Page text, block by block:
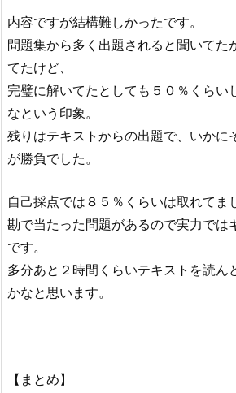
内容ですが結構難しかったです。
問題集から多く出題されると聞いてた
てたけど、
完璧に解いてたとしても５０％くらい
なという印象。
残りはテキストからの出題で、いかに
が勝負でした。
自己採点では８５％くらいは取れてま
勘で当たった問題があるので実力では
です。
多分あと２時間くらいテキストを読ん
かなと思います。
【まとめ】